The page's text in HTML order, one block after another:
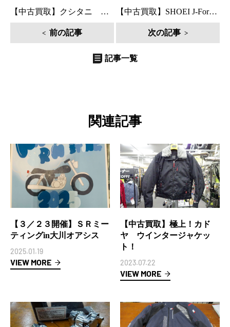
【中古買取】クシタニ ウインターチームジャケット買取！
前の記事
記事一覧
【中古買取】SHOEI J-ForceⅣ買取！
次の記事
関連記事
【３／２３開催】ＳＲミー
ティングin大川オアシス
2025.01.19
VIEW MORE
【中古買取】極上！カド
ヤ ウインタージャケッ
ト！
2023.07.22
VIEW MORE